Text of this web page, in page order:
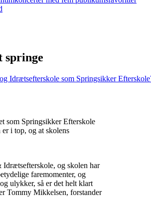
springe
Idrætsefterskole som Springsikker Efterskole
som Springsikker Efterskole
i top, og at skolens
og skolen har
faremomenter, og
ulykker, så er det helt klart
Tommy Mikkelsen, forstander